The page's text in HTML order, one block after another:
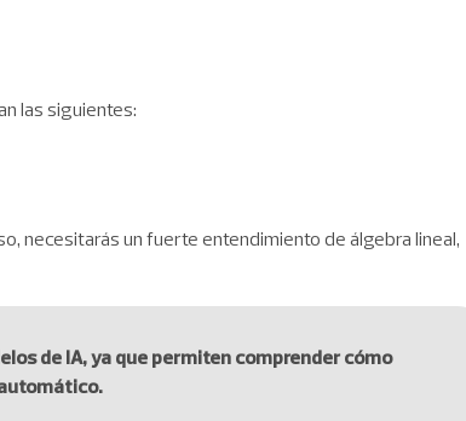
las siguientes:
necesitarás un fuerte entendimiento de álgebra lineal,
de IA, ya que permiten comprender cómo